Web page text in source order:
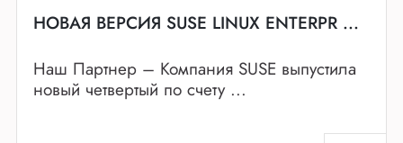
НОВАЯ ВЕРСИЯ SUSE LINUX ENTERPR ...
Наш Партнер – Компания SUSE выпустила
новый четвертый по счету ...